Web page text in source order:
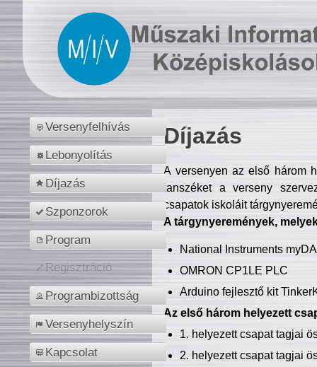
Versenyfelhívás
Lebonyolítás
Díjazás
Szponzorok
Program
Regisztráció
Programbizottság
Versenyhelyszín
Kapcsolat
Díjazás
A versenyen az első három
tanszéket a verseny
csapatok iskoláit
A tárgynyeremények,
National Instruments
OMRON CP1LE PLC
Arduino fejlesztő kit
Az első három helyezett
1. helyezett csapat tagjai
2. helyezett csapat tagjai